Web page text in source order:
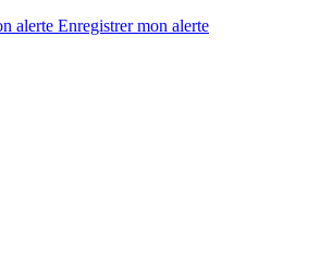
alerte Enregistrermon alerte